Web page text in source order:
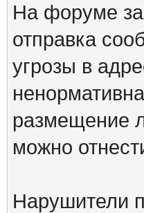
На форуме
отправка
угрозы в
размещение
можно
Нарушители